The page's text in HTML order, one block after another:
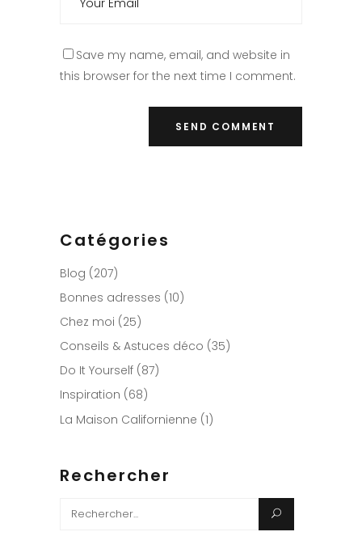
Save my name, email, and website in
this browser for the next time I comment.
Catégories
Blog (207)
Bonnes adresses (10)
Chez moi (25)
Conseils & Astuces déco (35)
Do It Yourself (87)
Inspiration (68)
La Maison Californienne (1)
Rechercher
Search